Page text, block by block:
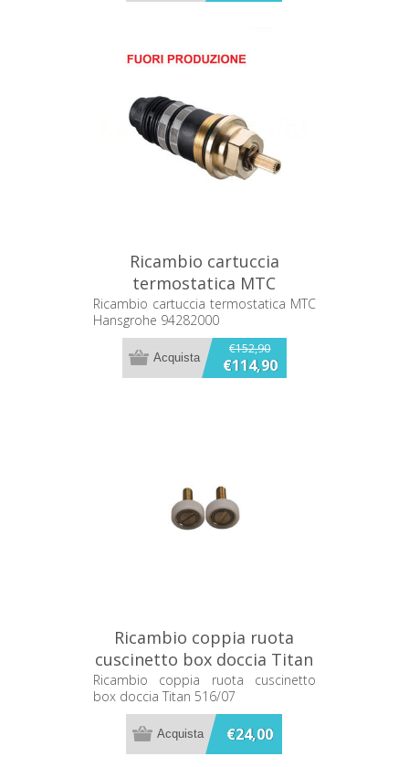
Ricambio cartuccia
termostatica MTC
Hansgrohe 94282000
Ricambio cartuccia termostatica MTC
Hansgrohe 94282000
€152,90
€114,90
Ricambio coppia ruota
cuscinetto box doccia Titan
516/07
Ricambio coppia ruota cuscinetto
box doccia Titan 516/07
€24,00